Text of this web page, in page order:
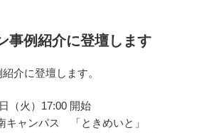
事例紹介に登壇します
介に登壇します。
（火）17:00 開始
ャンパス 「ときめいと」